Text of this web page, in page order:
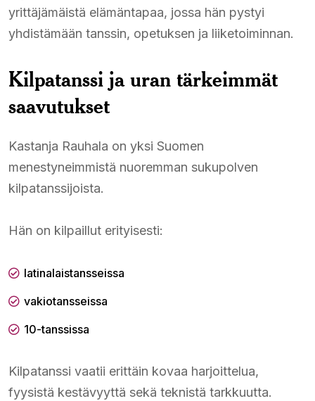
yrittäjämäistä elämäntapaa, jossa hän pystyi
yhdistämään tanssin, opetuksen ja liiketoiminnan.
Kilpatanssi ja uran tärkeimmät
saavutukset
Kastanja Rauhala on yksi Suomen
menestyneimmistä nuoremman sukupolven
kilpatanssijoista.
Hän on kilpaillut erityisesti:
latinalaistansseissa
vakiotansseissa
10-tanssissa
Kilpatanssi vaatii erittäin kovaa harjoittelua,
fyysistä kestävyyttä sekä teknistä tarkkuutta.